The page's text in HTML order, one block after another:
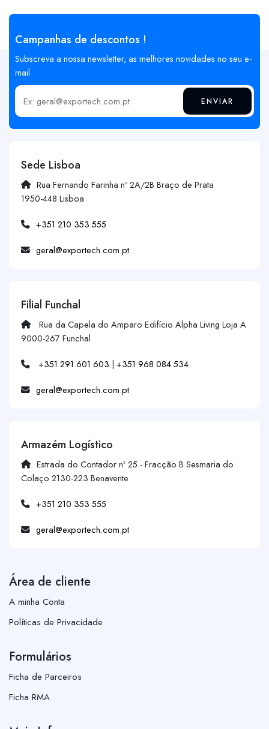
Campanhas de descontos !
Subscreva a nossa newsletter, as melhores novidades no seu e-
mail
Insira o seu email ENVIAR
Sede Lisboa
Rua Fernando Farinha nº 2A/2B Braço de Prata
1950-448 Lisboa
+351 210 353 555
geral@exportech.com.pt
Filial Funchal
Rua da Capela do Amparo Edifício Alpha Living Loja A
9000-267 Funchal
+351 291 601 603 | +351 968 084 534
geral@exportech.com.pt
Armazém Logístico
Estrada do Contador nº 25 - Fracção B Sesmaria do
Colaço 2130-223 Benavente
+351 210 353 555
geral@exportech.com.pt
Área de cliente
A minha Conta
Políticas de Privacidade
Formulários
Ficha de Parceiros
Ficha RMA